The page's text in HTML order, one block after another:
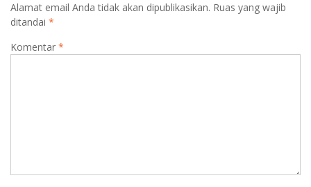
Alamat email Anda tidak akan dipublikasikan. Ruas yang wajib
ditandai *
Komentar *